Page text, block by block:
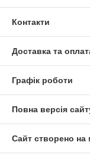
Контакти
Доставка та
Графік роботи
Повна версія
Сайт створено на